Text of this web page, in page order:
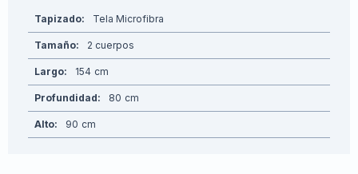
Tapizado Tela Microfibra
Tamaño 2 cuerpos
Largo 154
Profundidad 80
Alto 90